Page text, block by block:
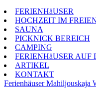
FERIENHäUSER
HOCHZEIT IM
SAUNA
PICKNICK BEREICH
CAMPING
FERIENHäUSER AUF
ARTIKEL
KONTAKT
Ferienhäuser Mahiljouskaja